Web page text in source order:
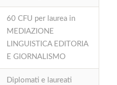
60 CFU per laurea in
MEDIAZIONE
LINGUISTICA EDITORIA
E GIORNALISMO
Diplomati e laureati